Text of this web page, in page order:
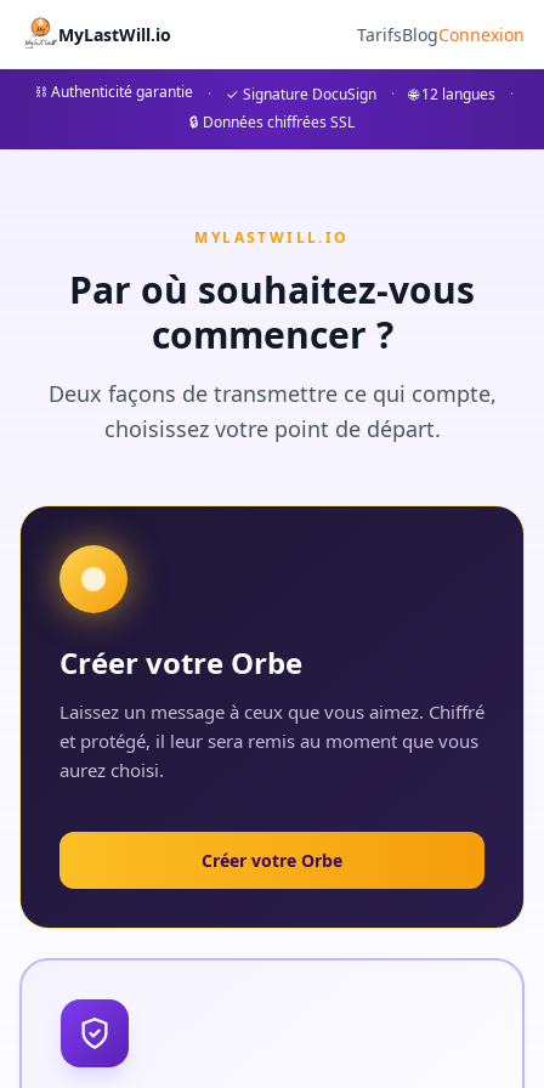
MyLastWill.io TarifsBlogConnexion
⛓ Authenticité garantie · ✓ Signature DocuSign · 🌐 12 langues
·
🔒 Données chiffrées SSL
MYLASTWILL.IO
Par où souhaitez-vous
commencer ?
Deux façons de transmettre ce qui compte,
choisissez votre point de départ.
Créer votre Orbe
Laissez un message à ceux que vous aimez. Chiffré
et protégé, il leur sera remis au moment que vous
aurez choisi.
Créer votre Orbe
Блог - MyLastWill
Откройте для себя наши статьи о похоронных